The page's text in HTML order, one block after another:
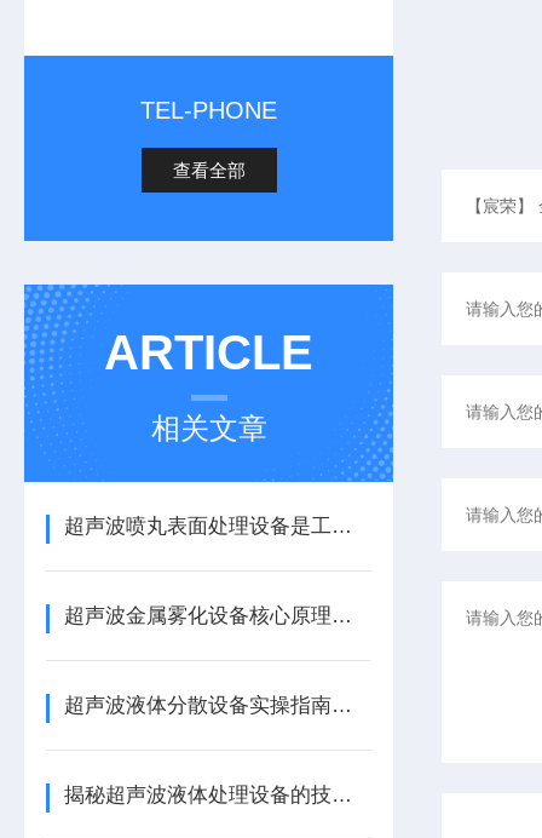
TEL-PHONE
查看全部
ARTICLE
相关文章
超声波喷丸表面处理设备是工艺与应用介绍
超声波金属雾化设备核心原理与应用场景
超声波液体分散设备实操指南：细节把控与工艺优化
揭秘超声波液体处理设备的技术奥秘